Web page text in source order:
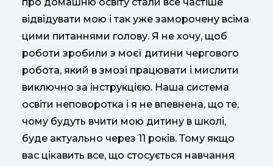
відвідувати мою і так уже заморочену всіма
цими питаннями голову. Я не хочу, щоб
роботи зробили з моєї дитини чергового
робота, який в змозі працювати і мислити
виключно за інструкцією. Наша система
освіти неповоротка і я не впевнена, що те,
чому будуть вчити мою дитину в школі,
буде актуально через 11 років. Тому якщо
вас цікавить все, що стосується навчання